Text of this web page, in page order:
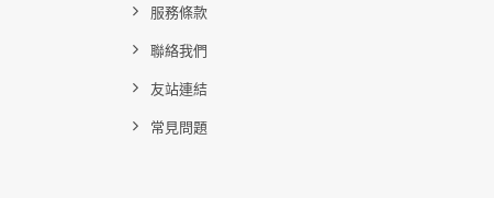
服務條款
聯絡我們
友站連結
常見問題